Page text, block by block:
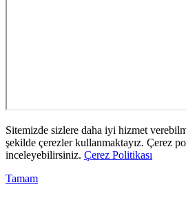
Sitemizde sizlere daha iyi hizmet
şekilde çerezler kullanmaktayız. Çerez
inceleyebilirsiniz. Çerez Politikası
Tamam